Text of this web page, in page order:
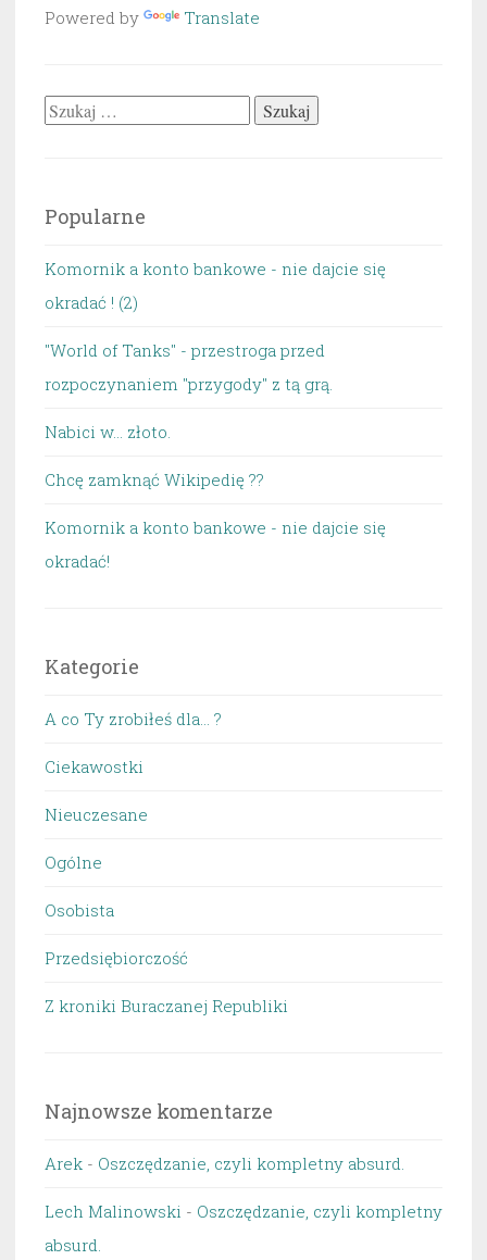
Powered by Translate
Szukaj:
Popularne
Komornik a konto bankowe - nie dajcie się
okradać ! (2)
"World of Tanks" - przestroga przed
rozpoczynaniem "przygody" z tą grą.
Nabici w... złoto.
Chcę zamknąć Wikipedię ??
Komornik a konto bankowe - nie dajcie się
okradać!
Kategorie
A co Ty zrobiłeś dla… ?
Ciekawostki
Nieuczesane
Ogólne
Osobista
Przedsiębiorczość
Z kroniki Buraczanej Republiki
Najnowsze komentarze
Arek - Oszczędzanie, czyli kompletny absurd.
Lech Malinowski - Oszczędzanie, czyli kompletny
absurd.